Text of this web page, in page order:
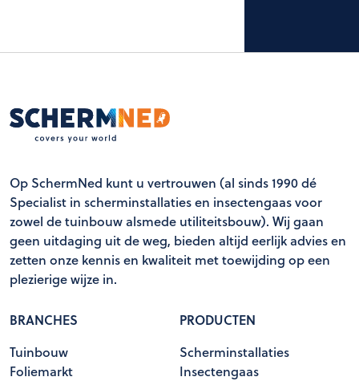
Op SchermNed kunt u vertrouwen (al sinds 1990 dé
Specialist in scherminstallaties en insectengaas voor
zowel de tuinbouw alsmede utiliteitsbouw). Wij gaan
geen uitdaging uit de weg, bieden altijd eerlijk advies en
zetten onze kennis en kwaliteit met toewijding op een
plezierige wijze in.
BRANCHES
Tuinbouw
Foliemarkt
PRODUCTEN
Scherminstallaties
Insectengaas